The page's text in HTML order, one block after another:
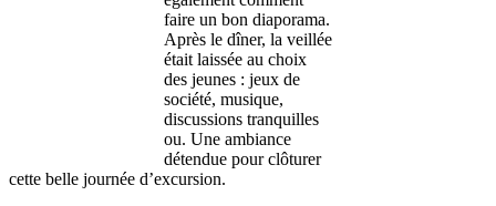
faire un bon diaporama.
Après le dîner, la veillée
était laissée au choix
des jeunes : jeux de
société, musique,
discussions tranquilles
ou. Une ambiance
détendue pour clôturer
cette belle journée d’excursion.